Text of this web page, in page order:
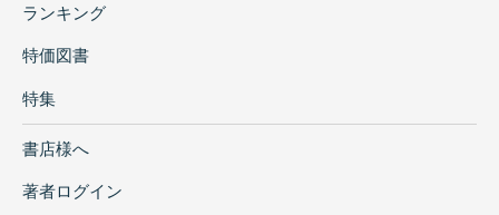
ランキング
特価図書
特集
書店様へ
著者ログイン